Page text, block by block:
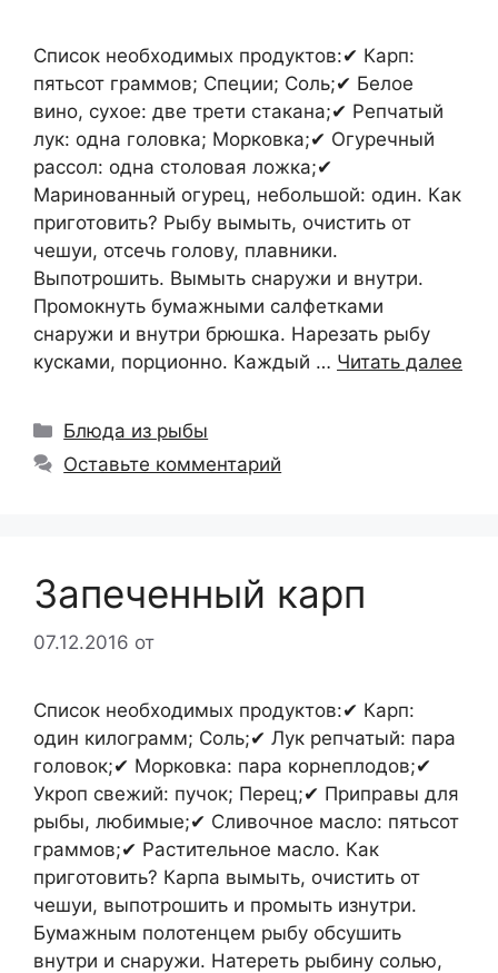
Список необходимых продуктов:✔ Карп:
пятьсот граммов; Специи; Соль;✔ Белое
вино, сухое: две трети стакана;✔ Репчатый
лук: одна головка; Морковка;✔ Огуречный
рассол: одна столовая ложка;✔
Маринованный огурец, небольшой: один. Как
приготовить? Рыбу вымыть, очистить от
чешуи, отсечь голову, плавники.
Выпотрошить. Вымыть снаружи и внутри.
Промокнуть бумажными салфетками
снаружи и внутри брюшка. Нарезать рыбу
кусками, порционно. Каждый … Читать далее
Рубрики
Блюда из рыбы
Оставьте комментарий
Запеченный карп
07.12.2016 от
Список необходимых продуктов:✔ Карп:
один килограмм; Соль;✔ Лук репчатый: пара
головок;✔ Морковка: пара корнеплодов;✔
Укроп свежий: пучок; Перец;✔ Приправы для
рыбы, любимые;✔ Сливочное масло: пятьсот
граммов;✔ Растительное масло. Как
приготовить? Карпа вымыть, очистить от
чешуи, выпотрошить и промыть изнутри.
Бумажным полотенцем рыбу обсушить
внутри и снаружи. Натереть рыбину солью,